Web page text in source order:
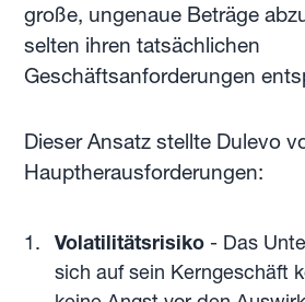
große, ungenaue Beträge
selten ihren tatsächlichen
Geschäftsanforderungen
Dieser Ansatz stellte Dulevo
Hauptherausforderungen:
Volatilitätsrisiko- Das
sich auf sein Kerngeschäft